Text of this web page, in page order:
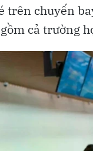
trên chuyến
cả trường